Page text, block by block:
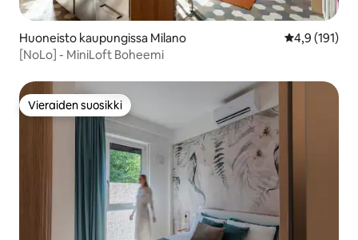
Huoneisto kaupungissa Milano
4,9 (191)
[NoLo] - MiniLoft Boheemi
Vieraiden suosikki
Vieraiden suosikki